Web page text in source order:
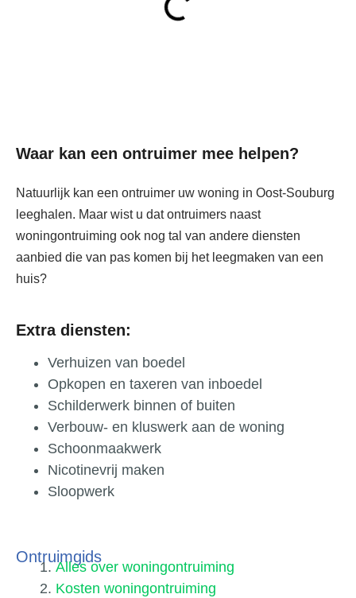
Waar kan een ontruimer mee helpen?
Natuurlijk kan een ontruimer uw woning in Oost-Souburg
leeghalen. Maar wist u dat ontruimers naast
woningontruiming ook nog tal van andere diensten
aanbied die van pas komen bij het leegmaken van een
huis?
Extra diensten:
Verhuizen van boedel
Opkopen en taxeren van inboedel
Schilderwerk binnen of buiten
Verbouw- en kluswerk aan de woning
Schoonmaakwerk
Nicotinevrij maken
Sloopwerk
Ontruimgids
Alles over woningontruiming
Kosten woningontruiming